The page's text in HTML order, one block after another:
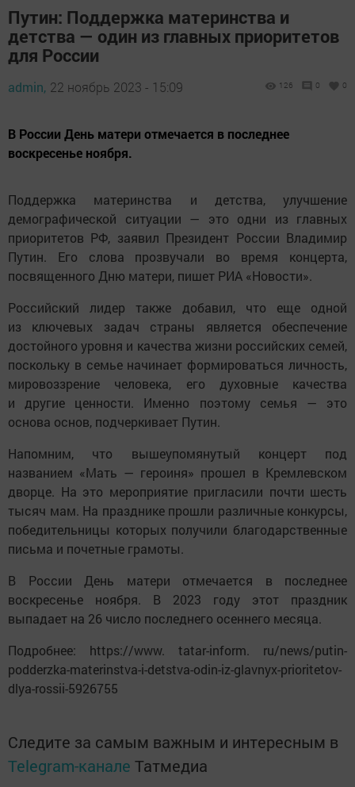
Путин: Поддержка материнства и
детства — один из главных приоритетов
для России
admin, 22 ноябрь 2023 - 15:09 126 0 0
В России День матери отмечается в последнее
воскресенье ноября.
Поддержка материнства и детства, улучшение
демографической ситуации — это одни из главных
приоритетов РФ, заявил Президент России Владимир
Путин. Его слова прозвучали во время концерта,
посвященного Дню матери, пишет РИА «Новости».
Российский лидер также добавил, что еще одной
из ключевых задач страны является обеспечение
достойного уровня и качества жизни российских семей,
поскольку в семье начинает формироваться личность,
мировоззрение человека, его духовные качества
и другие ценности. Именно поэтому семья — это
основа основ, подчеркивает Путин.
Напомним, что вышеупомянутый концерт под
названием «Мать — героиня» прошел в Кремлевском
дворце. На это мероприятие пригласили почти шесть
тысяч мам. На празднике прошли различные конкурсы,
победительницы которых получили благодарственные
письма и почетные грамоты.
В России День матери отмечается в последнее
воскресенье ноября. В 2023 году этот праздник
выпадает на 26 число последнего осеннего месяца.
Подробнее: https://www. tatar-inform. ru/news/putin-
podderzka-materinstva-i-detstva-odin-iz-glavnyx-prioritetov-
dlya-rossii-5926755
Следите за самым важным и интересным в
Telegram-канале Татмедиа